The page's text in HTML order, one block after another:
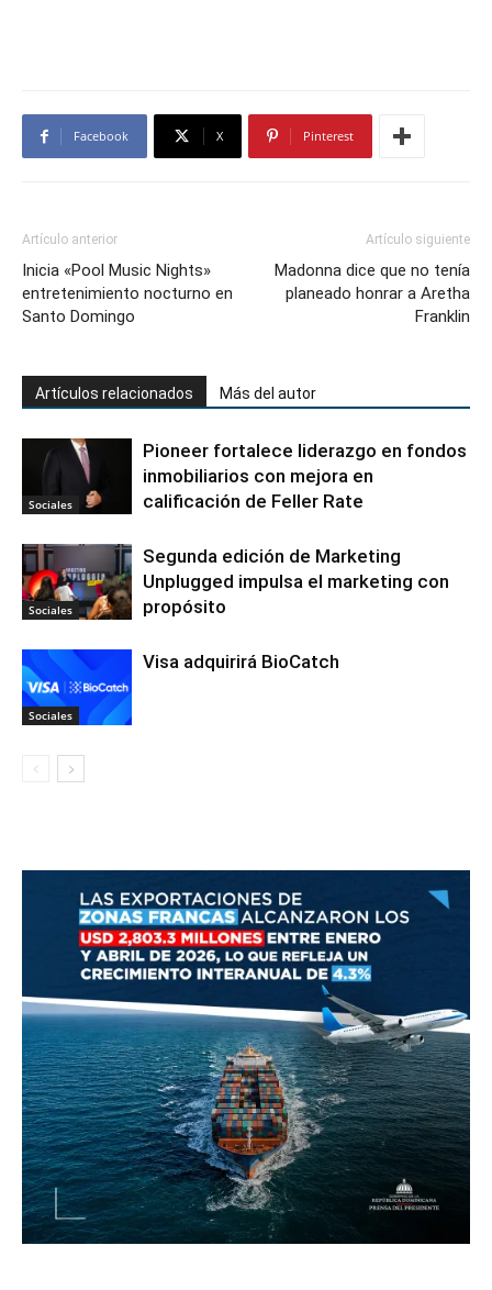
Facebook X Pinterest
Artículo anterior
Inicia «Pool Music Nights»
entretenimiento nocturno en
Santo Domingo
Artículo siguiente
Madonna dice que no tenía
planeado honrar a Aretha
Franklin
Artículos relacionados Más del autor
Sociales
Pioneer fortalece liderazgo en fondos
inmobiliarios con mejora en
calificación de Feller Rate
Sociales
Segunda edición de Marketing
Unplugged impulsa el marketing con
propósito
Sociales
Visa adquirirá BioCatch